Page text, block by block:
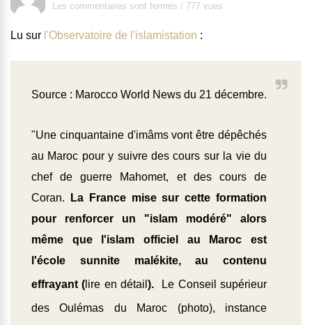
Les commentaires sont fermés / 777 vues
Lu sur l'Observatoire de l'islamistation :
Source : Marocco World News du 21 décembre.
"Une cinquantaine d'imâms vont être dépêchés
au Maroc pour y suivre des cours sur la vie du
chef de guerre Mahomet, et des cours de
Coran. La France mise sur cette formation
pour renforcer un "islam modéré" alors
même que l'islam officiel au Maroc est
l'école sunnite malékite, au contenu
effrayant ( lire en détail).
Le Conseil supérieur
des Oulémas du Maroc (photo), instance